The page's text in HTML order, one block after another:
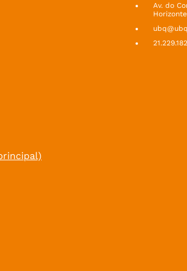
Av. do
Horizonte